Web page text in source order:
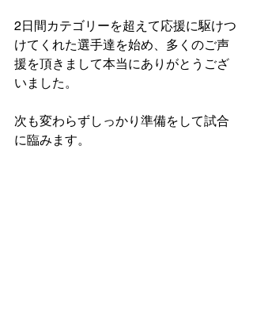
2日間カテゴリーを超えて応援に駆けつ
けてくれた選手達を始め、多くのご声
援を頂きまして本当にありがとうござ
いました。
次も変わらずしっかり準備をして試合
に臨みます。